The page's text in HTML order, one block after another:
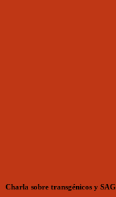
Charla sobre transgénicos y SAG